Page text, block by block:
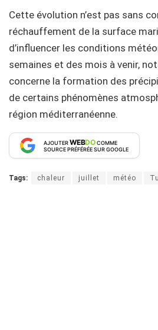
Cette évolution n’est pas sans
réchauffement de la surface
d’influencer les conditions
semaines et des mois à venir,
concerne la formation des
de certains phénomènes
région méditerranéenne.
AJOUTERWEBDOCOMME
SOURCE PRÉFÉRÉE SUR GOOGLE
Tags: chaleur juillet météo